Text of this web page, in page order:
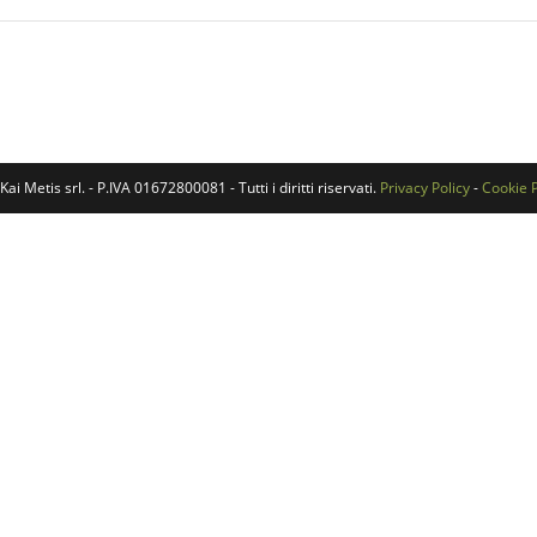
Metis srl. - P.IVA 01672800081 - Tutti i diritti riservati. Privacy Policy-Cookie